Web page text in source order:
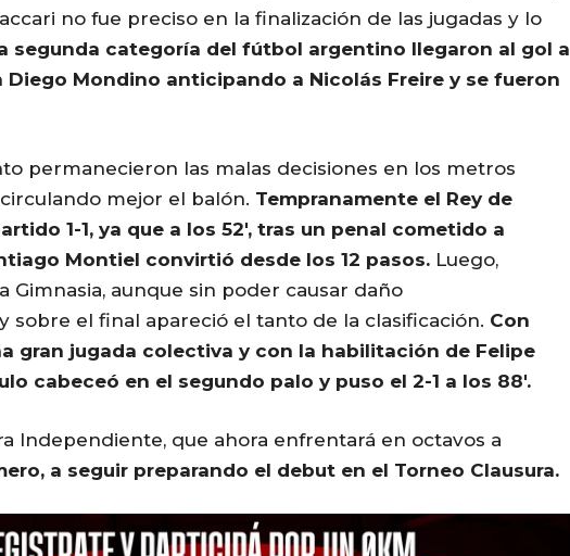
no fue preciso en la finalización de las jugadas y lo
segunda categoría del fútbol argentino llegaron al gol a
Diego Mondino anticipando a Nicolás Freire y se fueron
permanecieron las malas decisiones en los metros
mejor el balón. Tempranamente el Rey de
1-1, ya que a los 52′, tras un penal cometido a
Montiel convirtió desde los 12 pasos. Luego,
Gimnasia, aunque sin poder causar daño
sobre el final apareció el tanto de la clasificación. Con
gran jugada colectiva y con la habilitación de Felipe
cabeceó en el segundo palo y puso el 2-1 a los 88′.
Independiente, que ahora enfrentará en octavos a
a seguir preparando el debut en el Torneo Clausura.